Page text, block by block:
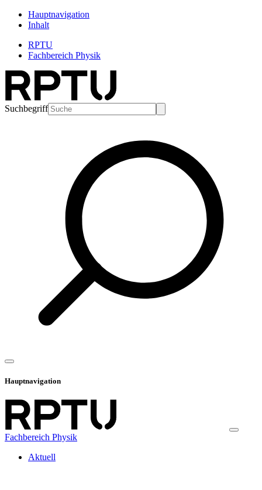
Hauptnavigation
Inhalt
RPTU
Fachbereich Physik
Suchbegriff
Hauptnavigation
Fachbereich Physik
Aktuell